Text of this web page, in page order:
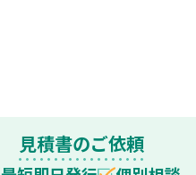
見積書のご依頼